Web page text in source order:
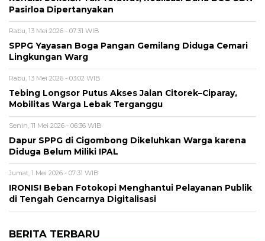
Pasirloa Dipertanyakan
Rabu, 13 Mei 2026 - 07:31 WIB
SPPG Yayasan Boga Pangan Gemilang Diduga Cemari
Lingkungan Warg
Rabu, 13 Mei 2026 - 03:02 WIB
Tebing Longsor Putus Akses Jalan Citorek–Ciparay,
Mobilitas Warga Lebak Terganggu
Senin, 11 Mei 2026 - 06:36 WIB
Dapur SPPG di Cigombong Dikeluhkan Warga karena
Diduga Belum Miliki IPAL
Jumat, 1 Mei 2026 - 07:31 WIB
IRONIS! Beban Fotokopi Menghantui Pelayanan Publik
di Tengah Gencarnya Digitalisasi
BERITA TERBARU